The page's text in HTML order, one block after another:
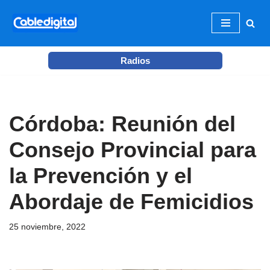
al
Radios
Córdoba: Reunión del
Consejo Provincial para
la Prevención y el
Abordaje de Femicidios
25 noviembre, 2022